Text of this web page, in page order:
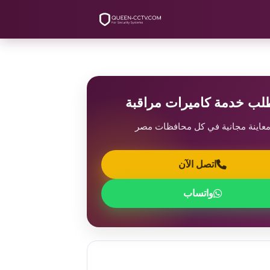
خدمة كاميرات مراقبة
معاينة مجانية في كل محافظات مصر
اتصل الآن
واتساب